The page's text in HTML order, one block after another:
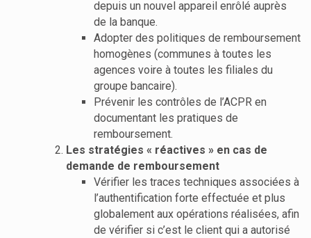
depuis un nouvel appareil enrôlé auprès
de la banque.
Adopter des politiques de remboursement
homogènes (communes à toutes les
agences voire à toutes les filiales du
groupe bancaire).
Prévenir les contrôles de l’ACPR en
documentant les pratiques de
remboursement.
Les stratégies « réactives » en cas de
demande de remboursement
Vérifier les traces techniques associées à
l’authentification forte effectuée et plus
globalement aux opérations réalisées, afin
de vérifier si c’est le client qui a autorisé